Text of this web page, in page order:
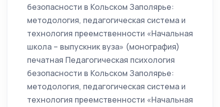
безопасности в Кольском Заполярье:
методология, педагогическая система и
технология преемственности «Начальная
школа – выпускник вуза» (монография)
печатная Педагогическая психология
безопасности в Кольском Заполярье:
методология, педагогическая система и
технология преемственности «Начальная